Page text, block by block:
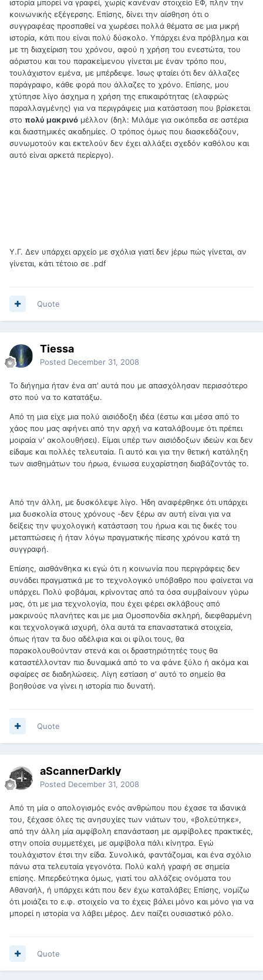
ιστορία μπορεί να γραφεί, χωρίς κανέναν στοιχείο ΕΦ, πλην την
κοινωνικής εξέγερσης. Επίσης, δίνει την αίσθηση ότι ο
συγγραφέας προσπαθεί να χωρέσει πολλά θέματα σε μια μικρή
ιστορία, κάτι που είναι πολύ δύσκολο. Υπάρχει ένα πρόβλημα και
με τη διαχείριση του χρόνου, αφού η χρήση του ενεστώτα, του
αόριστου και του παρακείμενου γίνεται με έναν τρόπο που,
τουλάχιστον εμένα, με μπέρδεψε. Ίσως φταίει ότι δεν άλλαζες
παράγραφο, κάθε φορά που άλλαζες το χρόνο. Επίσης, μου
χτύπησε λίγο άσχημα η χρήση της επικαιρότητας (ελαφρώς
παραλλαγμένης) για να περιγράψεις μια κατάσταση που βρίσκεται
στο πολύ μακρινό μέλλον (δηλ: Μιλάμε για οικόπεδα σε αστέρια
και διαστημικές ακαδημίες. Ο τρόπος όμως που διασκεδάζουν,
συνωμοτούν και εκτελούν δεν έχει αλλάξει σχεδόν καθόλου και
αυτό είναι αρκετά περίεργο).
Υ.Γ. Δεν υπάρχει αρχείο με σχόλια γιατί δεν jέρω πώς γίνεται, αν
γίνεται, κάτι τέτοιο σε .pdf
Quote
Tiessa
Posted December 31, 2008
Το διήγημα ήταν ένα απ' αυτά που με απασχόλησαν περισσότερο
στο πού να το κατατάξω.
Από τη μια είχε μια πολύ αισιόδοξη ιδέα (έστω και μέσα από το
χάος που μας αφήνει από την αρχή να καταλάβουμε ότι πρέπει
μοιραία ν' ακολουθήσει). Είμαι υπέρ των αισιόδοξων ιδεών και δεν
είδαμε και πολλές τελευταία. Γι αυτό και για την θετική κατάληξη
των αισθημάτων του ήρωα, ένιωσα ευχαρίστηση διαβάζοντάς το.
Από την άλλη, με δυσκόλεψε λίγο. Ήδη αναφέρθηκε ότι υπάρχει
μια δυσκολία στους χρόνους -δεν ξέρω αν αυτή είναι για να
δείξεις την ψυχολογική κατάσταση του ήρωα και τις δικές του
μεταπτώσεις ή ήταν λόγω πραγματικής πίεσης χρόνου κατά τη
συγγραφή.
Επίσης, αισθάνθηκα κι εγώ ότι η κοινωνία που περιγράφεις δεν
συνάδει πραγματικά με το τεχνολογικό υπόβαθρο που φαίνεται να
υπάρχει. Πολύ φοβάμαι, κρίνοντας από τα όσα συμβαίνουν γύρω
μας, ότι με μια τεχνολογία, που έχει φέρει σκλάβους από
μακρινούς πλανήτες και με μια Ομοσπονδία σκληρή, διεφθαρμένη
και τεχνολογικά ισχυρή, όλα αυτά τα επαναστατικά στοιχεία,
όπως ήταν τα δυο αδέλφια και οι φίλοι τους, θα
παρακολουθούνταν στενά και οι δραστηριότητές τους θα
καταστέλλονταν πιο δυναμικά από το να φάνε ξύλο ή ακόμα και
σφαίρες σε διαδηλώσεις. Λίγη εστίαση σ' αυτό το σημείο θα
βοηθούσε να γίνει η ιστορία πιο δυνατή.
Quote
aScannerDarkly
Posted December 31, 2008
Από τη μία ο απολογισμός ενός ανθρώπου που έχασε τα ιδανικά
του, ξέχασε όλες τις ανησυχίες των νιάτων του, «βολεύτηκε»,
από την άλλη μία αμφίβολη επανάσταση με αμφίβολες πρακτικές,
στην οποία συμμετέχει, με αμφίβολα πάλι κίνητρα. Εγώ
τουλάχιστον έτσι την είδα. Συνολικά, φαντάζομαι, και ένα σχόλιο
πάνω στα τελευταία γεγονότα. Πολύ καλή γραφή σε σημεία
επίσης. Μπερδεύτηκα όμως, γιατί του αλλάζεις ονόματα του
Αθαναήλ, ή υπάρχει κάτι που δεν έχω καταλάβει; Επίσης, νομίζω
ότι μοιάζει το ε.φ. στοιχείο να το έχεις βάλει μόνο και μόνο για να
μπορεί η ιστορία να λάβει μέρος. Δεν παίζει ουσιαστικό ρόλο.
Quote